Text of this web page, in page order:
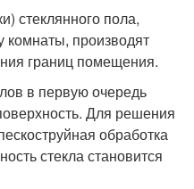
стеклянного пола,
производят
границ помещения.
в первую очередь
Для решения
обработка
стекла становится